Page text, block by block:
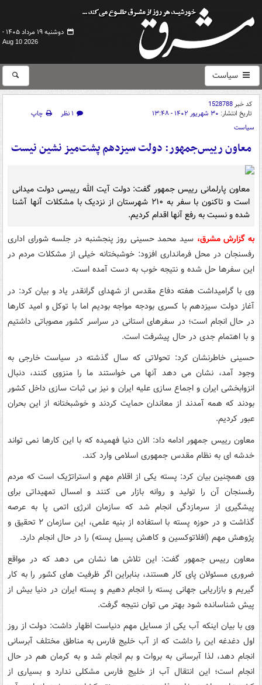
دوشنبه ۱۹ مرداد ۱۴۰۵ -
Aug 10 2026
سیاست
کد خبر1528788
تاریخ انتشار: ۳۰ شهریور ۱۴۰۲ - ۱۳:۴۸ ۱ نظر
چاپ
سیاست
معاون رییس‌جمهور: دولت سیزدهم پشت‌میز نشین نیست
معاون پارلمانی رییس جمهور گفت: دولت آیت الله رییسی دولت میدانی
است و تاکنون با سفر به ۲۱۰ شهرستان از نزدیک با مشکلات آنها آشنا
شده و نسبت به رفع آنها اقدام کردیم.
به گزارش مشرق، سید محمد حسینی روز پنجشنبه در جلسه شورای اداری
رفسنجان در محل فرمانداری افزود: خوشبختانه خیلی از مشکلات مردم در
این سفرها حل شده و نتیجه خوب به دست آمده است.
وی با گرامیداشت هفته دفاع مقدس از شهدای گرانقدر یاد و بیان کرد: در
آغاز دولت سیزدهم با کسری بودجه مواجه بودیم اما با توکل و امید کارها
در حال انجام است؛ در سفرهای استانی در سراسر کشور مصوباتی داشتیم
و با اهتمام جدی در حال پیشرفت است.
حسینی خاطرنشان کرد: تحولاتی که سال گذشته در سیاست خارجی به
وجود آمد، نشان می دهد آنها می خواستند ما را منزوی کنند، دنبال
انزوابخشی ایران و اجماع سازی علیه ایران و نیز بی ثبات سازی داخل کشور
بودند که همه آمدند از معاندان حمایت کردند و خوشبختانه از این بحران
عبور کردیم.
معاون رییس جمهور ادامه داد: الان دنیا فهمیده که با این کارها نمی تواند
خدشه ای به نظام مقدس جمهوری اسلامی وارد کند.
وی همچنین بیان کرد: پسته یکی از اقلام مهم و استراتژیک است که مردم
رفسنجان آن را تولید و روانه بازار می کنند و امسال تمهیداتی برای
پیشگیری از سرمازدگی انجام شد که سازمان انرژی اتمی پا به عرصه
گذاشت و در حوزه پسته با استفاده از بنیه علمی، این سازمان ۲ تحقیق و
پژوهش مهم (افلاتوکسین و کاهش پسیل پسته) را در حال انجام دارد.
معاون رییس جمهور گفت: این تلاش ها نشان می دهد که در مواقع
ضروری مسئولان پای کار هستند، بنابراین اگر ظرفیت های کشور را به کار
گیریم و بازاریابی جهانی پسته را انجام دهیم و پسته ایران در دنیا بیش از
پیش شناسانده شود بهتر می توان نتیجه گرفت.
وی با بیان اینکه آب یکی از مسایل مهم دنیاست اظهار داشت: دولت از روز
اول دغدغه این را داشت که از آب خلیج فارس به مناطق مختلف آبرسانی
انجام دهد، لذا آبرسانی به بروات و بم انجام شد و به کرمان هم در حال
انجام است؛ این انتقال آب از خلیج فارس مشکلی ندارد و بسیاری از